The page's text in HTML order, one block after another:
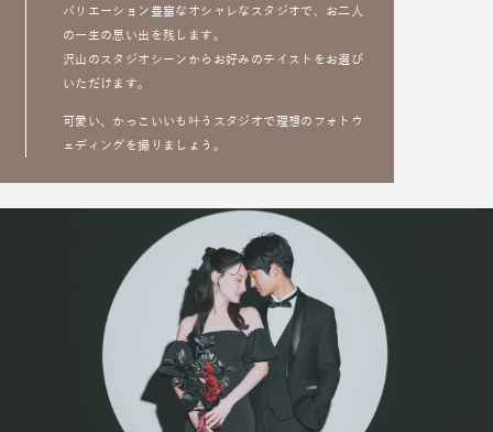
バリエーション豊富なオシャレなスタジオで、お二人
の一生の思い出を残します。
沢山のスタジオシーンからお好みのテイストをお選び
いただけます。
可愛い、かっこいいも叶うスタジオで理想のフォトウ
ェディングを撮りましょう。